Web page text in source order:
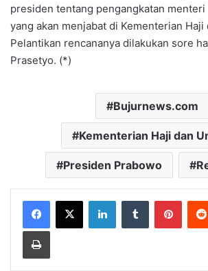
presiden tentang pengangkatan
yang akan menjabat di Kementerian Haji
Pelantikan rencananya dilakukan sore
Prasetyo. (*)
Bujurnews.com
Kementerian Haji dan
Presiden Prabowo
LinkedInTumblr
Print